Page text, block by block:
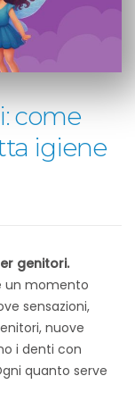
come
igiene
genitori.
un momento
sensazioni,
nuove
i denti con
quanto serve